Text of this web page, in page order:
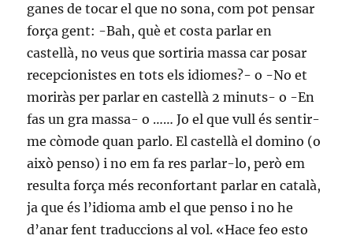
ganes de tocar el que no sona, com pot pensar
força gent: -Bah, què et costa parlar en
castellà, no veus que sortiria massa car posar
recepcionistes en tots els idiomes?- o -No et
moriràs per parlar en castellà 2 minuts- o -En
fas un gra massa- o …… Jo el que vull és sentir-
me còmode quan parlo. El castellà el domino (o
això penso) i no em fa res parlar-lo, però em
resulta força més reconfortant parlar en català,
ja que és l’idioma amb el que penso i no he
d’anar fent traduccions al vol. «Hace feo esto